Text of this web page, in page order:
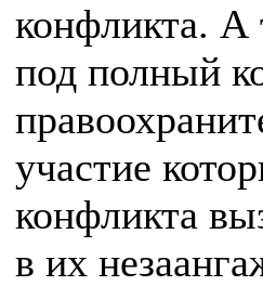
конфликта. А
под полный
участие
конфликта
в их